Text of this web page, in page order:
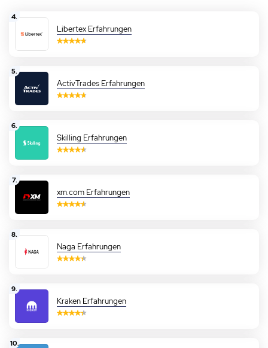
4.
Libertex Erfahrungen
5.
ActivTrades Erfahrungen
6.
Skilling Erfahrungen
7.
xm.com Erfahrungen
8.
Naga Erfahrungen
9.
Kraken Erfahrungen
10.